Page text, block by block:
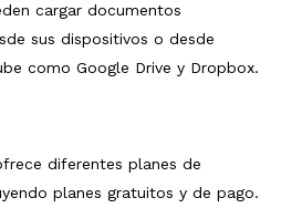
cargar documentos
sus dispositivos o desde
como Google Drive y Dropbox.
diferentes planes de
planes gratuitos y de pago.